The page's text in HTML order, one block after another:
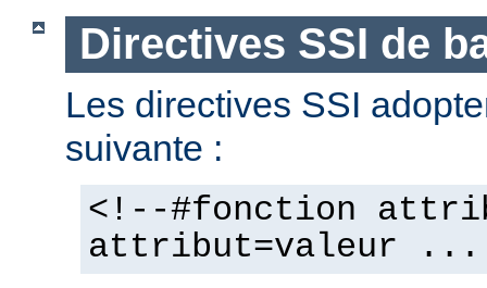
Directives SSI de
Les directives SSI
suivante :
<!--#fonction
attribut=valeur